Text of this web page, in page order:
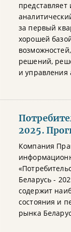
за первый
хорошей
решений,
и управления
2025.
Компания
Беларусь -
содержит
состояния и
рынка